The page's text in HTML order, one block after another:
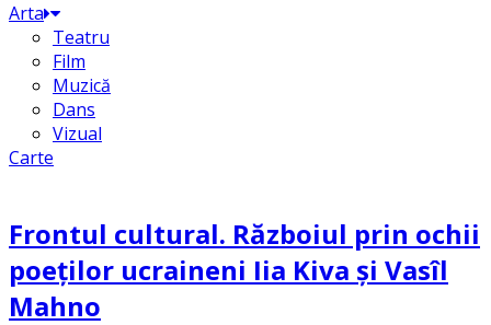
Arta
Teatru
Film
Muzică
Dans
Vizual
Carte
Frontul cultural. Războiul prin ochii
poeților ucraineni Iia Kiva și Vasîl
Mahno